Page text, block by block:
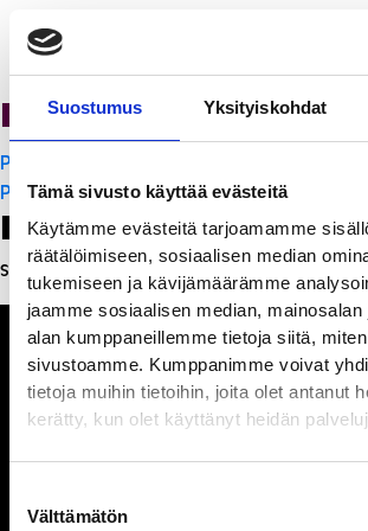
Suostumus Yksityiskohdat
Tämä sivusto käyttää evästeitä
Käytämme evästeitä tarjoamamme
räätälöimiseen, sosiaalisen median
tukemiseen ja kävijämäärämme
jaamme sosiaalisen median,
alan kumppaneillemme tietoja siitä,
sivustoamme. Kumppanimme voivat
tietoja muihin tietoihin, joita olet antanut
kerätty, kun olet käyttänyt heidän
valinta
Välttämätön
PanchoVilla
Artikkelien
selaus
PanchoVilla
PanchoVilla
Leave a Reply
Sinun täytyy kirjautua sisään